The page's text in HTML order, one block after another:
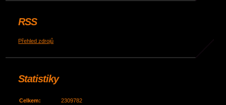
RSS
Přehled zdrojů
Statistiky
Celkem: 2309782